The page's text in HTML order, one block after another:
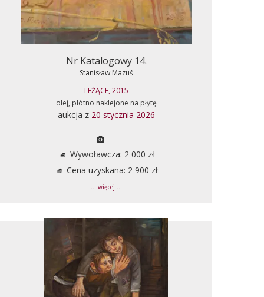
Nr Katalogowy 14.
Stanisław Mazuś
LEŻĄCE, 2015
olej, płótno naklejone na płytę
aukcja z 20 stycznia 2026
Wywoławcza: 2 000 zł
Cena uzyskana: 2 900 zł
... więcej ...